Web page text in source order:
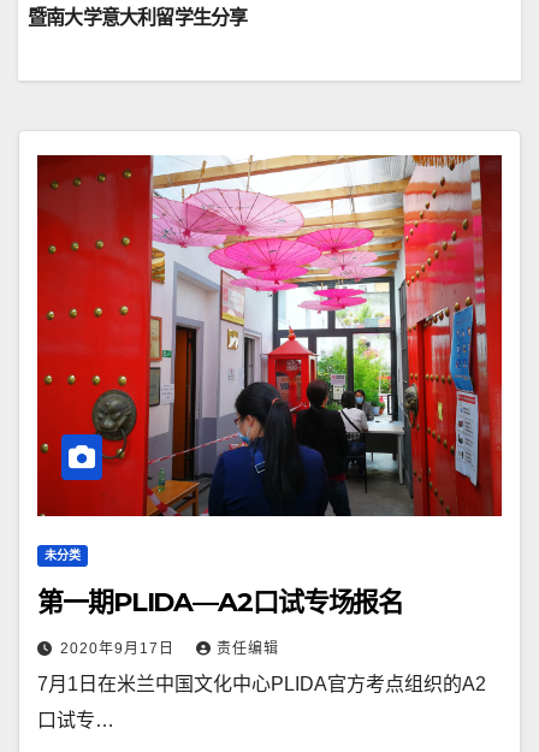
暨南大学意大利留学生分享
未分类
第一期PLIDA—A2口试专场报名
2020年9月17日 责任编辑
7月1日在米兰中国文化中心PLIDA官方考点组织的A2
口试专…